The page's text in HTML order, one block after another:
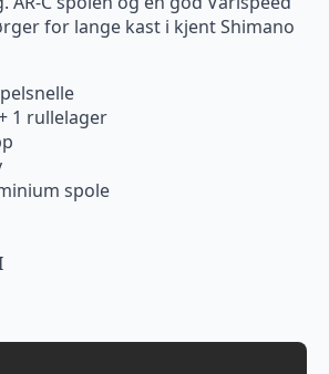
for lange kast i kjent Shimano
1 rullelager
spole